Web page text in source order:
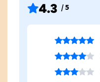
4.3 / 5